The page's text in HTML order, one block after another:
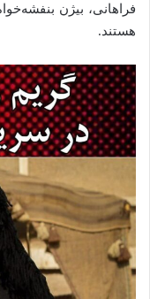
فراهانی، بیژن
هستند.